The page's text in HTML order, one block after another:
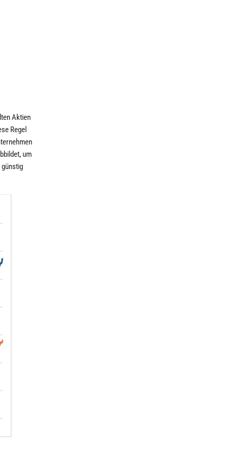
Aktien
Regel
um